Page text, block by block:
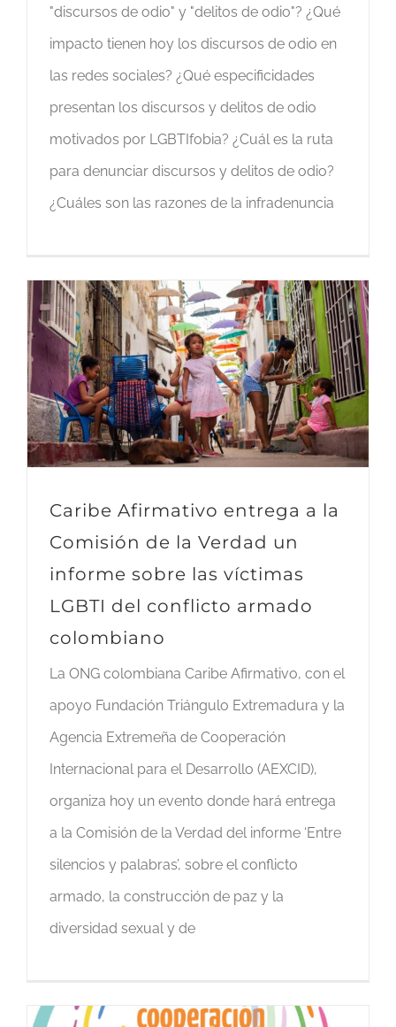
"discursos de odio" y "delitos de odio"? ¿Qué
impacto tienen hoy los discursos de odio en
las redes sociales? ¿Qué especificidades
presentan los discursos y delitos de odio
motivados por LGBTIfobia? ¿Cuál es la ruta
para denunciar discursos y delitos de odio?
¿Cuáles son las razones de la infradenuncia
Caribe Afirmativo entrega a la
Comisión de la Verdad un
informe sobre las víctimas
LGBTI del conflicto armado
colombiano
La ONG colombiana Caribe Afirmativo, con el
apoyo Fundación Triángulo Extremadura y la
Agencia Extremeña de Cooperación
Internacional para el Desarrollo (AEXCID),
organiza hoy un evento donde hará entrega
a la Comisión de la Verdad del informe ‘Entre
silencios y palabras’, sobre el conflicto
armado, la construcción de paz y la
diversidad sexual y de